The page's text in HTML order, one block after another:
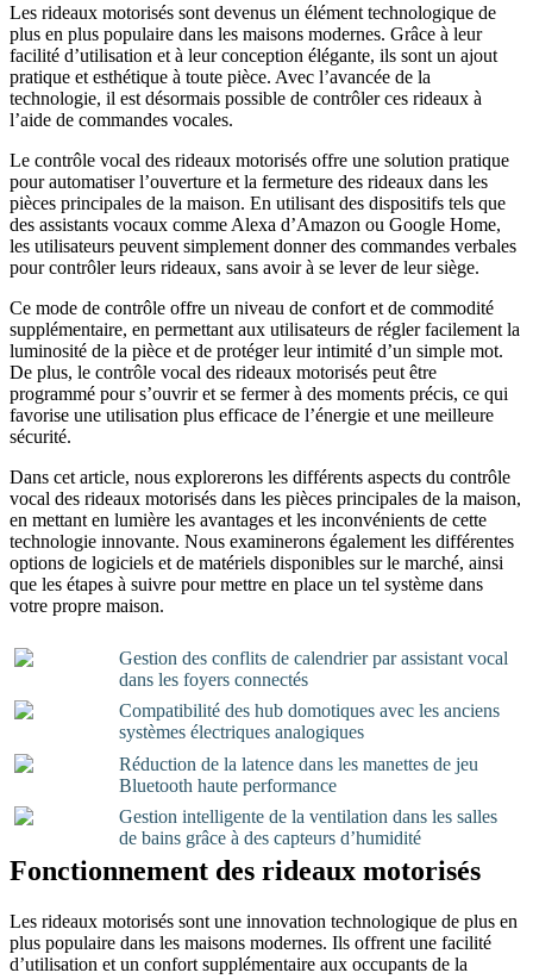
Les rideaux motorisés sont devenus un élément technologique de
plus en plus populaire dans les maisons modernes. Grâce à leur
facilité d’utilisation et à leur conception élégante, ils sont un ajout
pratique et esthétique à toute pièce. Avec l’avancée de la
technologie, il est désormais possible de contrôler ces rideaux à
l’aide de commandes vocales.
Le contrôle vocal des rideaux motorisés offre une solution pratique
pour automatiser l’ouverture et la fermeture des rideaux dans les
pièces principales de la maison. En utilisant des dispositifs tels que
des assistants vocaux comme Alexa d’Amazon ou Google Home,
les utilisateurs peuvent simplement donner des commandes verbales
pour contrôler leurs rideaux, sans avoir à se lever de leur siège.
Ce mode de contrôle offre un niveau de confort et de commodité
supplémentaire, en permettant aux utilisateurs de régler facilement la
luminosité de la pièce et de protéger leur intimité d’un simple mot.
De plus, le contrôle vocal des rideaux motorisés peut être
programmé pour s’ouvrir et se fermer à des moments précis, ce qui
favorise une utilisation plus efficace de l’énergie et une meilleure
sécurité.
Dans cet article, nous explorerons les différents aspects du contrôle
vocal des rideaux motorisés dans les pièces principales de la maison,
en mettant en lumière les avantages et les inconvénients de cette
technologie innovante. Nous examinerons également les différentes
options de logiciels et de matériels disponibles sur le marché, ainsi
que les étapes à suivre pour mettre en place un tel système dans
votre propre maison.
Gestion des conflits de calendrier par assistant vocal
dans les foyers connectés
Compatibilité des hub domotiques avec les anciens
systèmes électriques analogiques
Réduction de la latence dans les manettes de jeu
Bluetooth haute performance
Gestion intelligente de la ventilation dans les salles
de bains grâce à des capteurs d’humidité
Fonctionnement des rideaux motorisés
Les rideaux motorisés sont une innovation technologique de plus en
plus populaire dans les maisons modernes. Ils offrent une facilité
d’utilisation et un confort supplémentaire aux occupants de la